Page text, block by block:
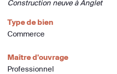
Construction neuve à Anglet
Type de bien
Commerce
Maître d'ouvrage
Professionnel